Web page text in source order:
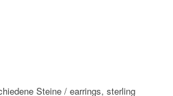
Steine / earrings, sterling